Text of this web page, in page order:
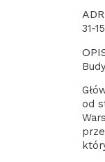
31-
od